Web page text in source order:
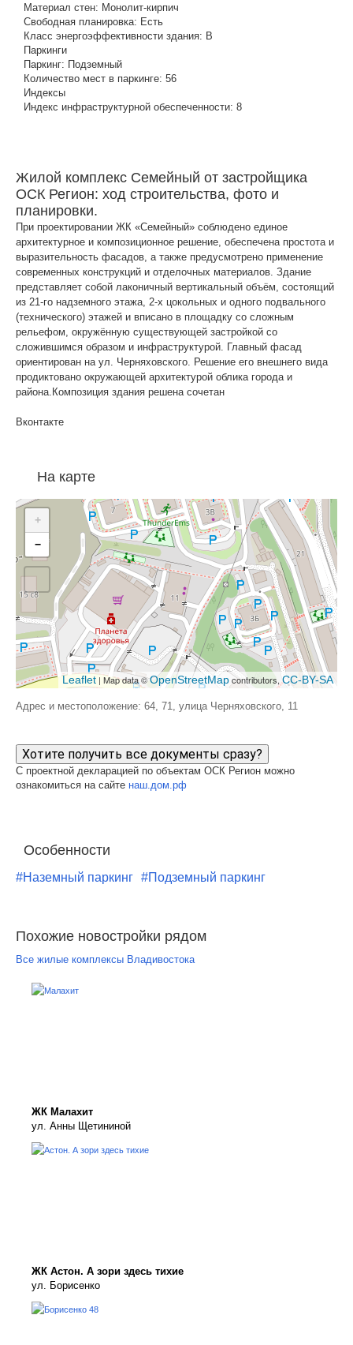
Материал стен: Монолит-кирпич
Свободная планировка: Есть
Класс энергоэффективности здания: B
Паркинги
Паркинг: Подземный
Количество мест в паркинге: 56
Индексы
Индекс инфраструктурной обеспеченности: 8
Жилой комплекс Семейный от застройщика
ОСК Регион: ход строительства, фото и
планировки.
При проектировании ЖК «Семейный» соблюдено единое
архитектурное и композиционное решение, обеспечена простота и
выразительность фасадов, а также предусмотрено применение
современных конструкций и отделочных материалов. Здание
представляет собой лаконичный вертикальный объём, состоящий
из 21-го надземного этажа, 2-х цокольных и одного подвального
(технического) этажей и вписано в площадку со сложным
рельефом, окружённую существующей застройкой со
сложившимся образом и инфраструктурой. Главный фасад
ориентирован на ул. Черняховского. Решение его внешнего вида
продиктовано окружающей архитектурой облика города и
района.Композиция здания решена сочетан
Вконтакте
На карте
+
−
Leaflet | Map data ©OpenStreetMapcontributors,CC-BY-SA
Адрес и местоположение: 64, 71, улица Черняховского, 11
Хотите получить все документы сразу?
С проектной декларацией по объектам ОСК Регион можно
ознакомиться на сайте наш.дом.рф
Особенности
#Наземный паркинг #Подземный паркинг
Похожие новостройки рядом
Все жилые комплексы Владивостока
ЖК Малахит
ул. Анны Щетининой
ЖК Астон. А зори здесь тихие
ул. Борисенко